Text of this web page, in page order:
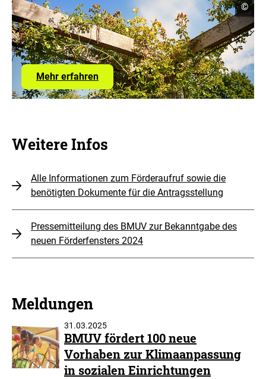
Mehr erfahren
©
Weitere Infos
Alle Informationen zum Förderaufruf sowie die
benötigten Dokumente für die Antragsstellung
Pressemitteilung des BMUV zur Bekanntgabe des
neuen Förderfensters 2024
Meldungen
31.03.2025
BMUV fördert 100 neue
Vorhaben zur Klimaanpassung
in sozialen Einrichtungen